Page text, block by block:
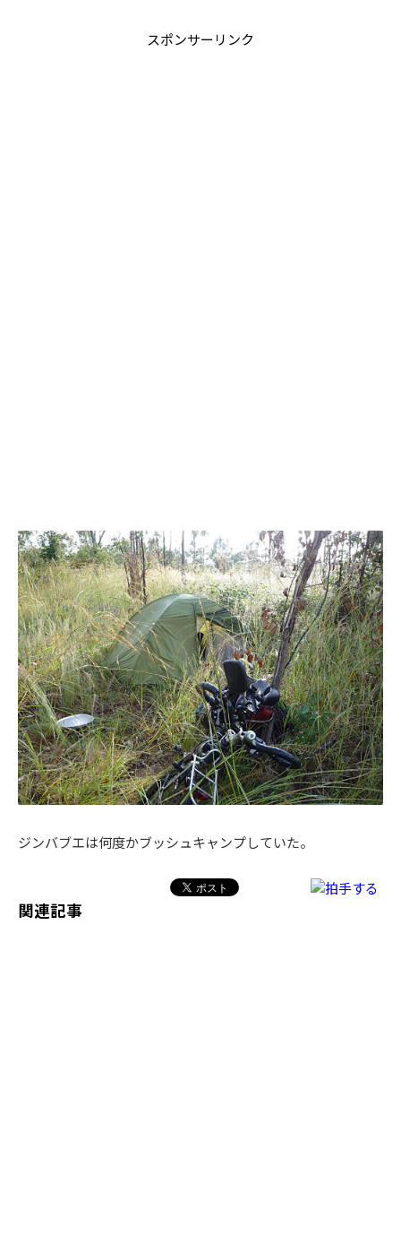
スポンサーリンク
ジンバブエは何度かブッシュキャンプしていた。
関連記事